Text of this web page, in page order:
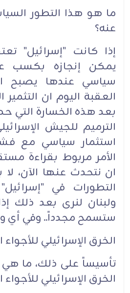
ما هو هذا التطور
عنه؟
إذا كانت "إسرائيل"
يمكن إنجازه بكسب
سياسي عندها يصبح
العقبة اليوم ان
بعد هذه الخسارة التي
الترميم للجيش
استثمار سياسي مع
الأمر مربوط بقراءة
ان نتحدث عنها الآن،
التطورات في
ولبنان لنرى بعد ذلك
ستسمح مجدداً.. وفي أي
الخرق الإسرائيلي
تأسيساً على ذلك، ما
الخرق الإسرائيلي